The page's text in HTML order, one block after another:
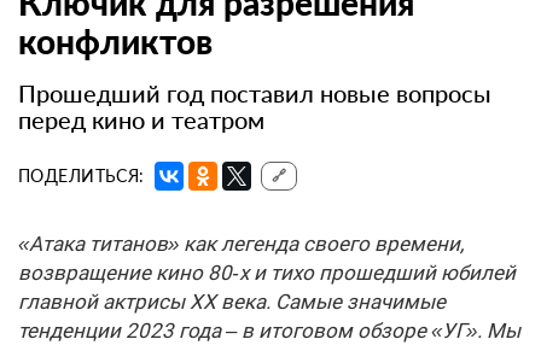
конфликтов
Прошедший год поставил новые вопросы
перед кино и театром
ПОДЕЛИТЬСЯ: 🔗
«Атака титанов» как легенда своего времени,
возвращение кино 80‑х и тихо прошедший юбилей
главной актрисы XX века. Самые значимые
тенденции 2023 года – в итоговом обзоре «УГ». Мы